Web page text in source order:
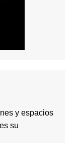
y espacios
su